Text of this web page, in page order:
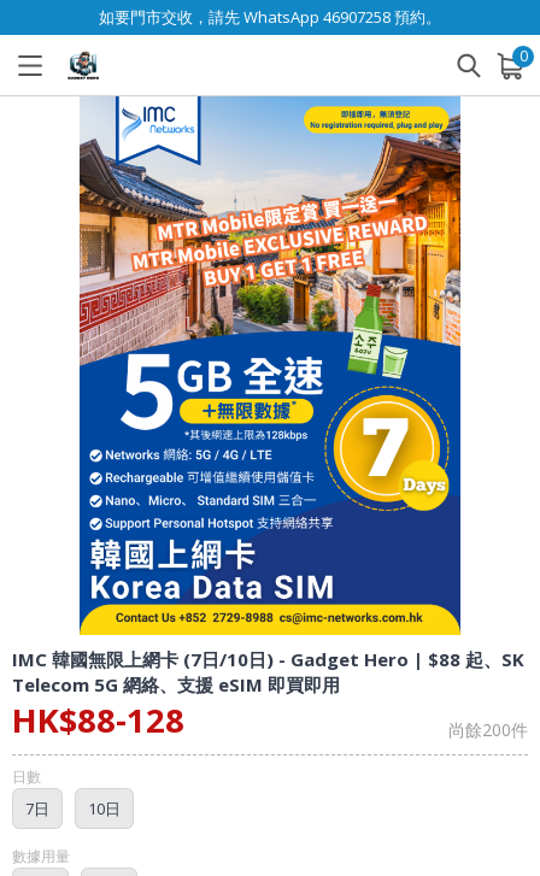
如要門市交收，請先 WhatsApp 46907258 預約。
0
已加入購物車 查看
IMC 韓國無限上網卡 (7日/10日) - Gadget Hero | $88 起、SK
Telecom 5G 網絡、支援 eSIM 即買即用
HK$88-128 尚餘200件
日數
7日 10日
數據用量